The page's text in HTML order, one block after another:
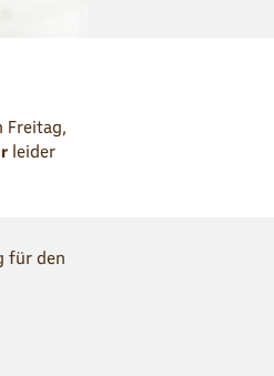
Freitag,
leider
für den